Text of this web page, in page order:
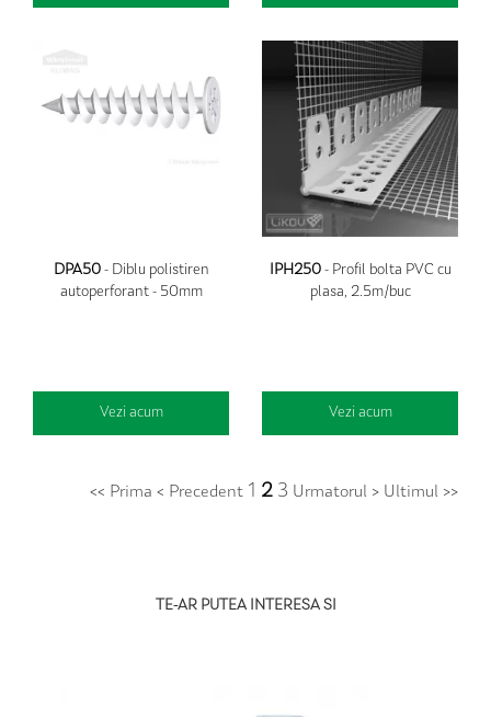
DPA50- Diblu polistiren
autoperforant - 50mm
Vezi acum
IPH250- Profil bolta PVC cu
plasa, 2.5m/buc
Vezi acum
<< Prima < Precedent 1 2 3 Urmatorul > Ultimul >>
TE-AR PUTEA INTERESA SI